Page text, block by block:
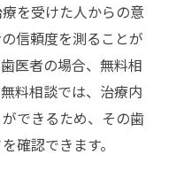
を受けた人からの意
信頼度を測ることが
医者の場合、無料相
料相談では、治療内
できるため、その歯
確認できます。